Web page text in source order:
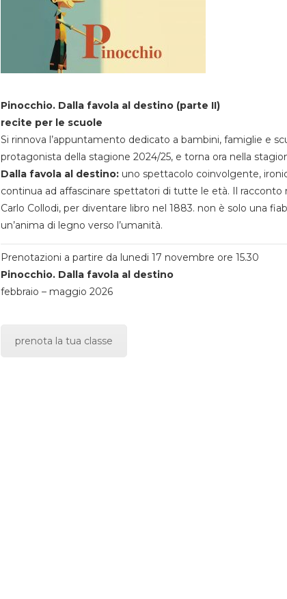
Pinocchio. Dalla favola al destino (parte II)
recite per le scuole
Si rinnova l’appuntamento dedicato a bambini, famiglie e
protagonista della stagione 2024/25, e torna ora nella
Dalla favola al destino:uno spettacolo coinvolgente,
continua ad affascinare spettatori di tutte le età. Il racconto
Carlo Collodi, per diventare libro nel 1883. non è solo una
un’anima di legno verso l’umanità.
Prenotazioni a partire da lunedi 17 novembre ore 15.30
Pinocchio. Dalla favola al destino
febbraio – maggio 2026
prenota la tua classe